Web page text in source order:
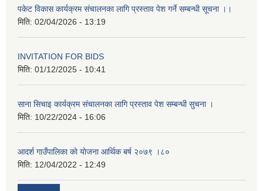
पकेट विकास कार्यक्रम संचालनका लागि प्रस्ताव पेश गर्ने सम्बन्धी सूचना ।।
मिति: 02/04/2026 - 13:19
INVITATION FOR BIDS
मिति: 01/12/2025 - 10:41
साना सिचाइ कार्यक्रम संचालनका लागि प्रस्ताव पेश सम्बन्धी सुचना ।
मिति: 10/22/2024 - 16:06
आदर्श गाउँपालिका काे याेजना आर्थिक बर्ष २०७९ ।८०
मिति: 12/04/2022 - 12:49